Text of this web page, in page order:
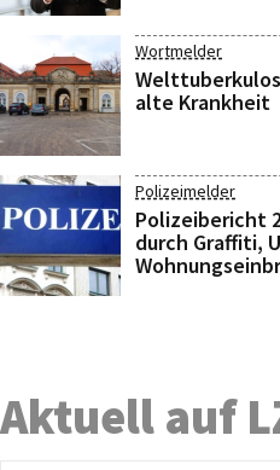
Wortmelder
alte Krankheit
Polizeimelder
Polizeibericht
durch Graffiti,
Aktuell auf